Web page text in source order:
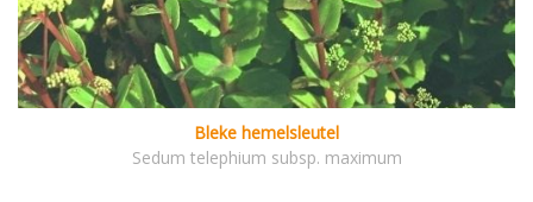
Bleke hemelsleutel
Sedum telephium subsp. maximum